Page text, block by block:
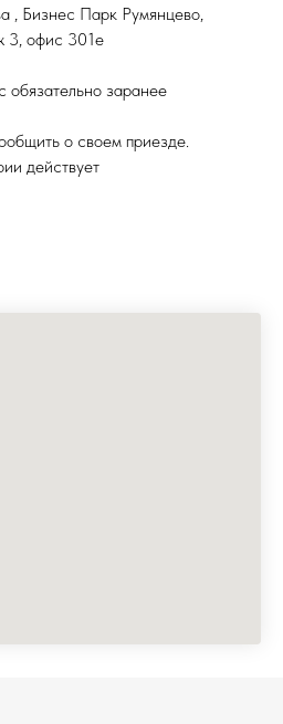
, Бизнес Парк Румянцево,
3, офис 301е
заранее
о своем приезде.
действует